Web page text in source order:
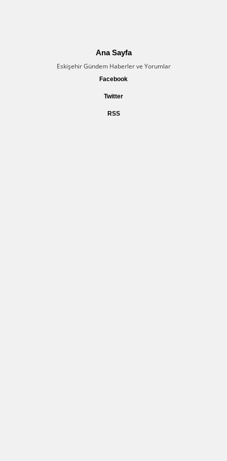
Ana Sayfa
Eskişehir Gündem Haberler ve Yorumlar
Facebook
Twitter
RSS